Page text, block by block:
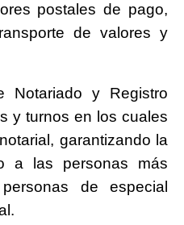
postales de pago,
de valores y
Notariado y Registro
y turnos en los cuales
garantizando la
a las personas más
de especial